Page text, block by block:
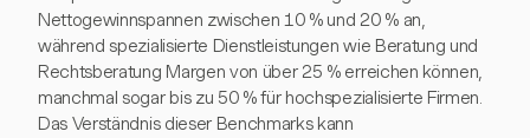
Nettogewinnspannen zwischen 10 % und 20 % an,
während spezialisierte Dienstleistungen wie Beratung und
Rechtsberatung Margen von über 25 % erreichen können,
manchmal sogar bis zu 50 % für hochspezialisierte Firmen.
Das Verständnis dieser Benchmarks kann